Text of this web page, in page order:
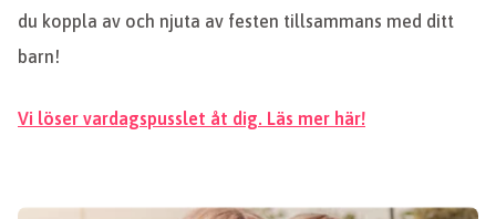
du koppla av och njuta av festen tillsammans med ditt
barn!
Vi löser vardagspusslet åt dig. Läs mer här!